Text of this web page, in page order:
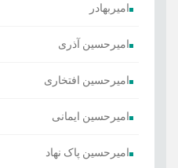
امیربهادر
امیرحسین آذری
امیرحسین افتخاری
امیرحسین ایمانی
امیرحسین پاک نهاد